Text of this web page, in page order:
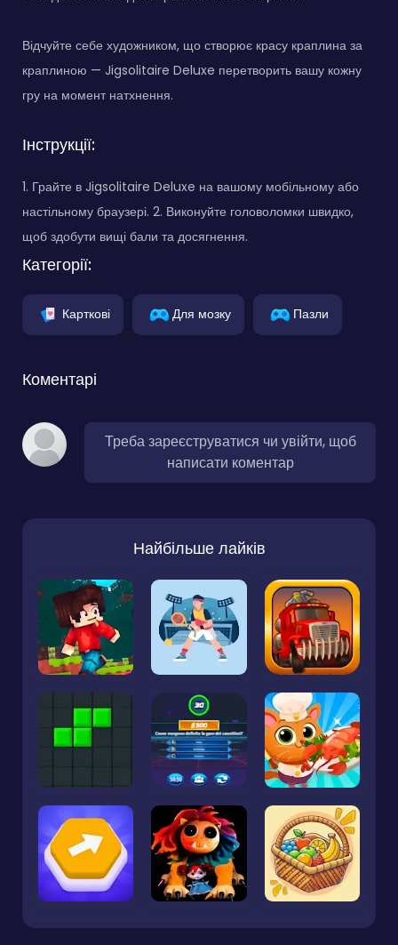
Відчуйте себе художником, що створює красу краплина за
краплиною — Jigsolitaire Deluxe перетворить вашу кожну
гру на момент натхнення.
Інструкції:
1. Грайте в Jigsolitaire Deluxe на вашому мобільному або
настільному браузері. 2. Виконуйте головоломки швидко,
щоб здобути вищі бали та досягнення.
Категорії:
Карткові Для мозку Пазли
Коментарі
Треба зареєструватися чи увійти, щоб
написати коментар
Найбільше лайків